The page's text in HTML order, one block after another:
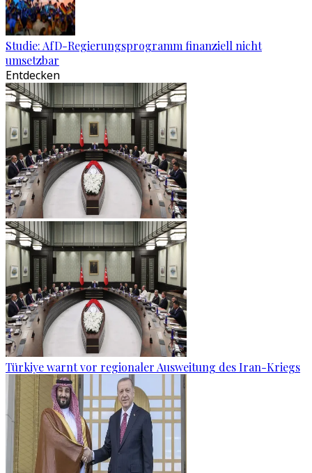
Studie: AfD-Regierungsprogramm finanziell nicht
umsetzbar
Entdecken
Türkiye warnt vor regionaler Ausweitung des Iran-Kriegs